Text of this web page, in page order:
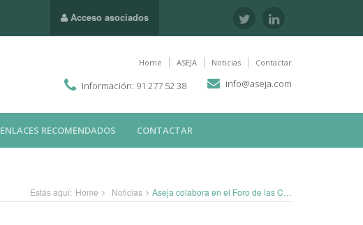
Acceso asociados
Home ASEJA Noticias Contactar
Información: 91 277 52 38 info@aseja.com
ENLACES RECOMENDADOS CONTACTAR
Estás aquí: Home Noticias Aseja colabora en el Foro de las Ciudades